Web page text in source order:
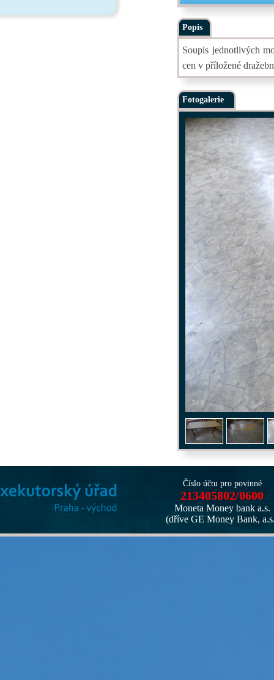
Popis
Soupis jednotlivých
cen v příložené
Fotogalerie
3 / 9
Číslo účtu pro povinné
213405802/0600
Moneta Money bank a.s.
(dříve GE Money Bank,